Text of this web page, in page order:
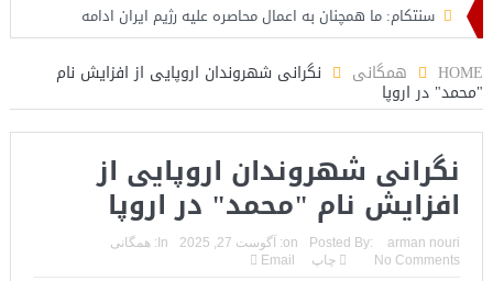
سنتکام: ما همچنان به اعمال محاصره علیه رژیم ایران ادامه
اسرائیل: حزب‌الله توافق آتش‌بس را نقض کرده، اقدام قاطعانه‌ای
در راه است
حمله دوباره حوثی‌ها به عربستان؛ سپاه: هیچ توافقی را نهایی
نخواهیم کرد+تحلیل
ترامپ: سرمایه‌گذاران دریافته‌اند که آمریکا در حال پیروزی است
HOME همگانی نگرانی شهروندان اروپایی از افزایش نام
"محمد" در اروپا
نگرانی شهروندان اروپایی از
افزایش نام "محمد" در اروپا
Posted By: arman nouri
on: آگوست 27, 2025 In:
همگانی
No Comments
چاپ Email